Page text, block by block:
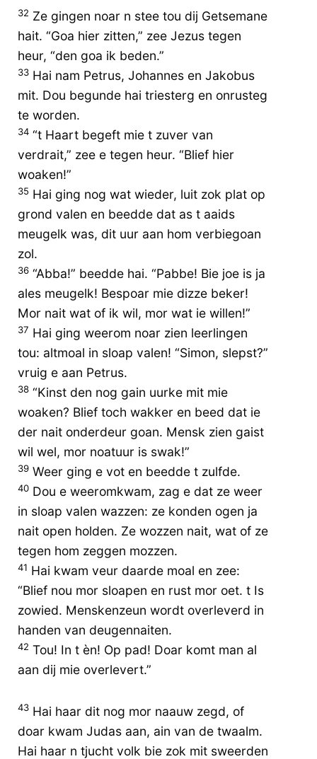
32 Ze gingen noar n stee tou dij Getsemane
hait. “Goa hier zitten,” zee Jezus tegen
heur, “den goa ik beden.”
33 Hai nam Petrus, Johannes en Jakobus
mit. Dou begunde hai triesterg en onrusteg
te worden.
34 “t Haart begeft mie t zuver van
verdrait,” zee e tegen heur. “Blief hier
woaken!”
35 Hai ging nog wat wieder, luit zok plat op
grond valen en beedde dat as t aaids
meugelk was, dit uur aan hom verbiegoan
zol.
36 “Abba!” beedde hai. “Pabbe! Bie joe is ja
ales meugelk! Bespoar mie dizze beker!
Mor nait wat of ik wil, mor wat ie willen!”
37 Hai ging weerom noar zien leerlingen
tou: altmoal in sloap valen! “Simon, slepst?”
vruig e aan Petrus.
38 “Kinst den nog gain uurke mit mie
woaken? Blief toch wakker en beed dat ie
der nait onderdeur goan. Mensk zien gaist
wil wel, mor noatuur is swak!”
39 Weer ging e vot en beedde t zulfde.
40 Dou e weeromkwam, zag e dat ze weer
in sloap valen wazzen: ze konden ogen ja
nait open holden. Ze wozzen nait, wat of ze
tegen hom zeggen mozzen.
41 Hai kwam veur daarde moal en zee:
“Blief nou mor sloapen en rust mor oet. t Is
zowied. Menskenzeun wordt overleverd in
handen van deugennaiten.
42 Tou! In t èn! Op pad! Doar komt man al
aan dij mie overlevert.”
43 Hai haar dit nog mor naauw zegd, of
doar kwam Judas aan, ain van de twaalm.
Hai haar n tjucht volk bie zok mit sweerden